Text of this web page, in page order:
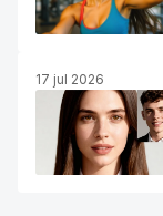
17 jul 2026